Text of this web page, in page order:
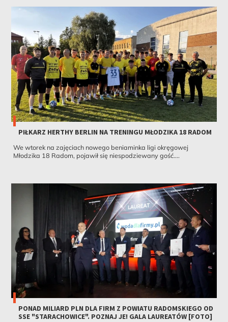
PIŁKARZ HERTHY BERLIN NA TRENINGU MŁODZIKA 18 RADOM
We wtorek na zajęciach nowego beniaminka ligi okręgowej
Młodzika 18 Radom, pojawił się niespodziewany gość....
PONAD MILIARD PLN DLA FIRM Z POWIATU RADOMSKIEGO OD
SSE "STARACHOWICE". POZNAJ JE! GALA LAUREATÓW [FOTO]